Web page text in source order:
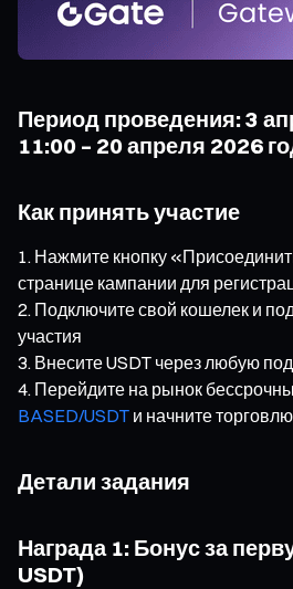
Период проведения: 3
11:00 – 20 апреля 2026
Как принять участие
Нажмите кнопку
странице кампании для
Подключите свой кошелек и
участия
Внесите USDT через любую
Перейдите на рынок
BASED/USDT и начните торговлю
Детали задания
Награда 1: Бонус за
USDT)